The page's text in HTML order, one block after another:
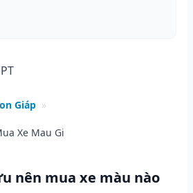
Giáp »
Xe Mau Gi
nên mua xe màu nào